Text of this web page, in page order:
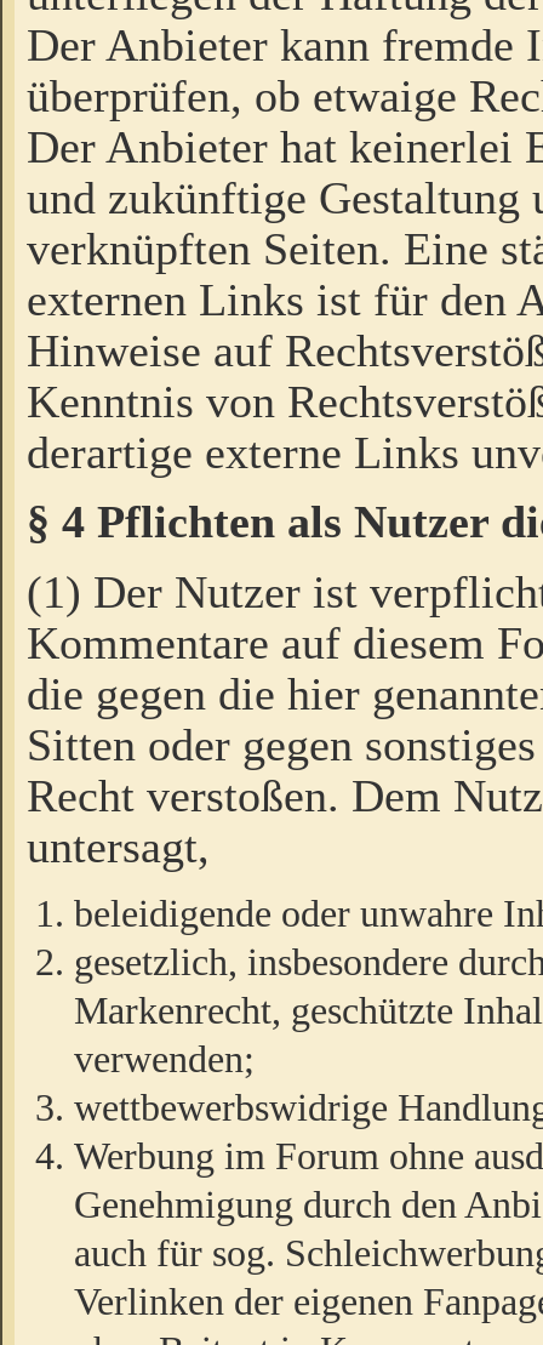
Der Anbieter kann fremde
überprüfen, ob etwaige
Der Anbieter hat keinerlei
und zukünftige Gestaltung
verknüpften Seiten. Eine
externen Links ist für den
Hinweise auf
Kenntnis von
derartige externe Links
§ 4 Pflichten als Nutzer
(1) Der Nutzer ist
Kommentare auf diesem
die gegen die hier
Sitten oder gegen
Recht verstoßen. Dem
untersagt,
beleidigende oder unwahre
gesetzlich, insbesondere
Markenrecht, geschützte
verwenden;
wettbewerbswidrige
Werbung im Forum ohne
Genehmigung durch den
auch für sog.
Verlinken der eigenen